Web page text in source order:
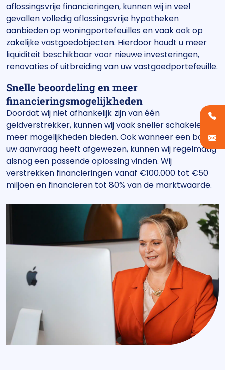
aflossingsvrije financieringen, kunnen wij in veel
gevallen volledig aflossingsvrije hypotheken
aanbieden op woningportefeuilles en vaak ook op
zakelijke vastgoedobjecten. Hierdoor houdt u meer
liquiditeit beschikbaar voor nieuwe investeringen,
renovaties of uitbreiding van uw vastgoedportefeuille.
Snelle beoordeling en meer
financieringsmogelijkheden
Doordat wij niet afhankelijk zijn van één
geldverstrekker, kunnen wij vaak sneller schakelen en
meer mogelijkheden bieden. Ook wanneer een bank
uw aanvraag heeft afgewezen, kunnen wij regelmatig
alsnog een passende oplossing vinden. Wij
verstrekken financieringen vanaf €100.000 tot €50
miljoen en financieren tot 80% van de marktwaarde.